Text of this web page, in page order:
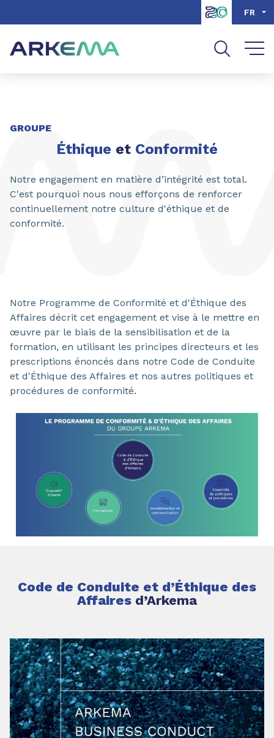
Aller à la recherche
FR
GROUPE
Éthique et Conformité
Notre engagement en matière d’intégrité est total.
C'est pourquoi nous nous efforçons de renforcer
continuellement notre culture d'éthique et de
conformité.
Notre Programme de Conformité et d'Éthique des
Affaires décrit cet engagement et vise à le mettre en
œuvre par le biais de la sensibilisation et de la
formation, en utilisant les principes directeurs et les
prescriptions énoncés dans notre Code de Conduite
et d'Éthique des Affaires et nos autres politiques et
procédures de conformité.
Code de Conduite et d’Éthique des
Affaires d’Arkema